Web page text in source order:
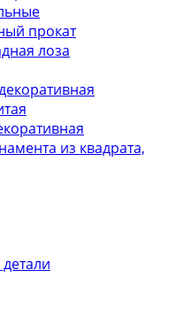
прокат
лоза
из квадрата,